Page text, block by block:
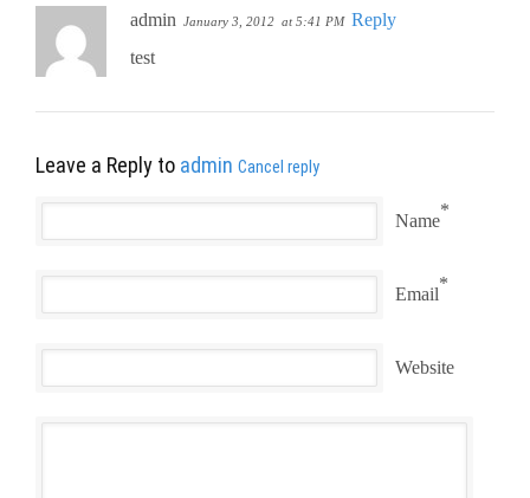
admin January 3, 2012 at 5:41 PM Reply
test
Leave a Reply to admin Cancel reply
Name
*
Email
*
Website